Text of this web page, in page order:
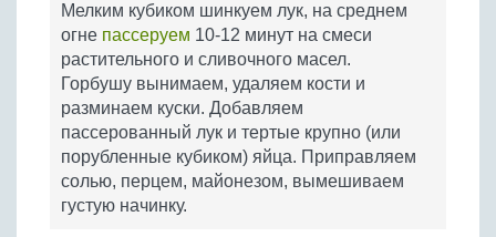
Мелким кубиком шинкуем лук, на среднем
огне пассеруем 10-12 минут на смеси
растительного и сливочного масел.
Горбушу вынимаем, удаляем кости и
разминаем куски. Добавляем
пассерованный лук и тертые крупно (или
порубленные кубиком) яйца. Приправляем
солью, перцем, майонезом, вымешиваем
густую начинку.